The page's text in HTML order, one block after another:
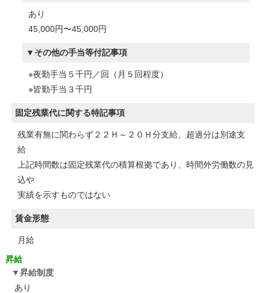
あり
45,000円〜45,000円
その他の手当等付記事項
※夜勤手当５千円／回（月５回程度）
※皆勤手当３千円
固定残業代に関する特記事項
残業有無に関わらず２２Ｈ～２０Ｈ分支給、超過分は別途支
給
上記時間数は固定残業代の積算根拠であり、時間外労働数の見
込や
実績を示すものではない
賃金形態
月給
昇給
昇給制度
あり